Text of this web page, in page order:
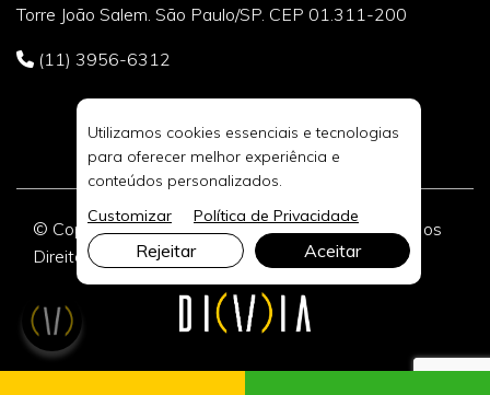
Torre João Salem. São Paulo/SP. CEP 01.311-200
(11) 3956-6312
© Copyright 2026 DIVIA Marketing Digital. Todos os
Direitos Reservados.
Utilizamos cookies essenciais e tecnologias
para oferecer melhor experiência e
conteúdos personalizados.
Customizar
Política de Privacidade
Rejeitar Aceitar